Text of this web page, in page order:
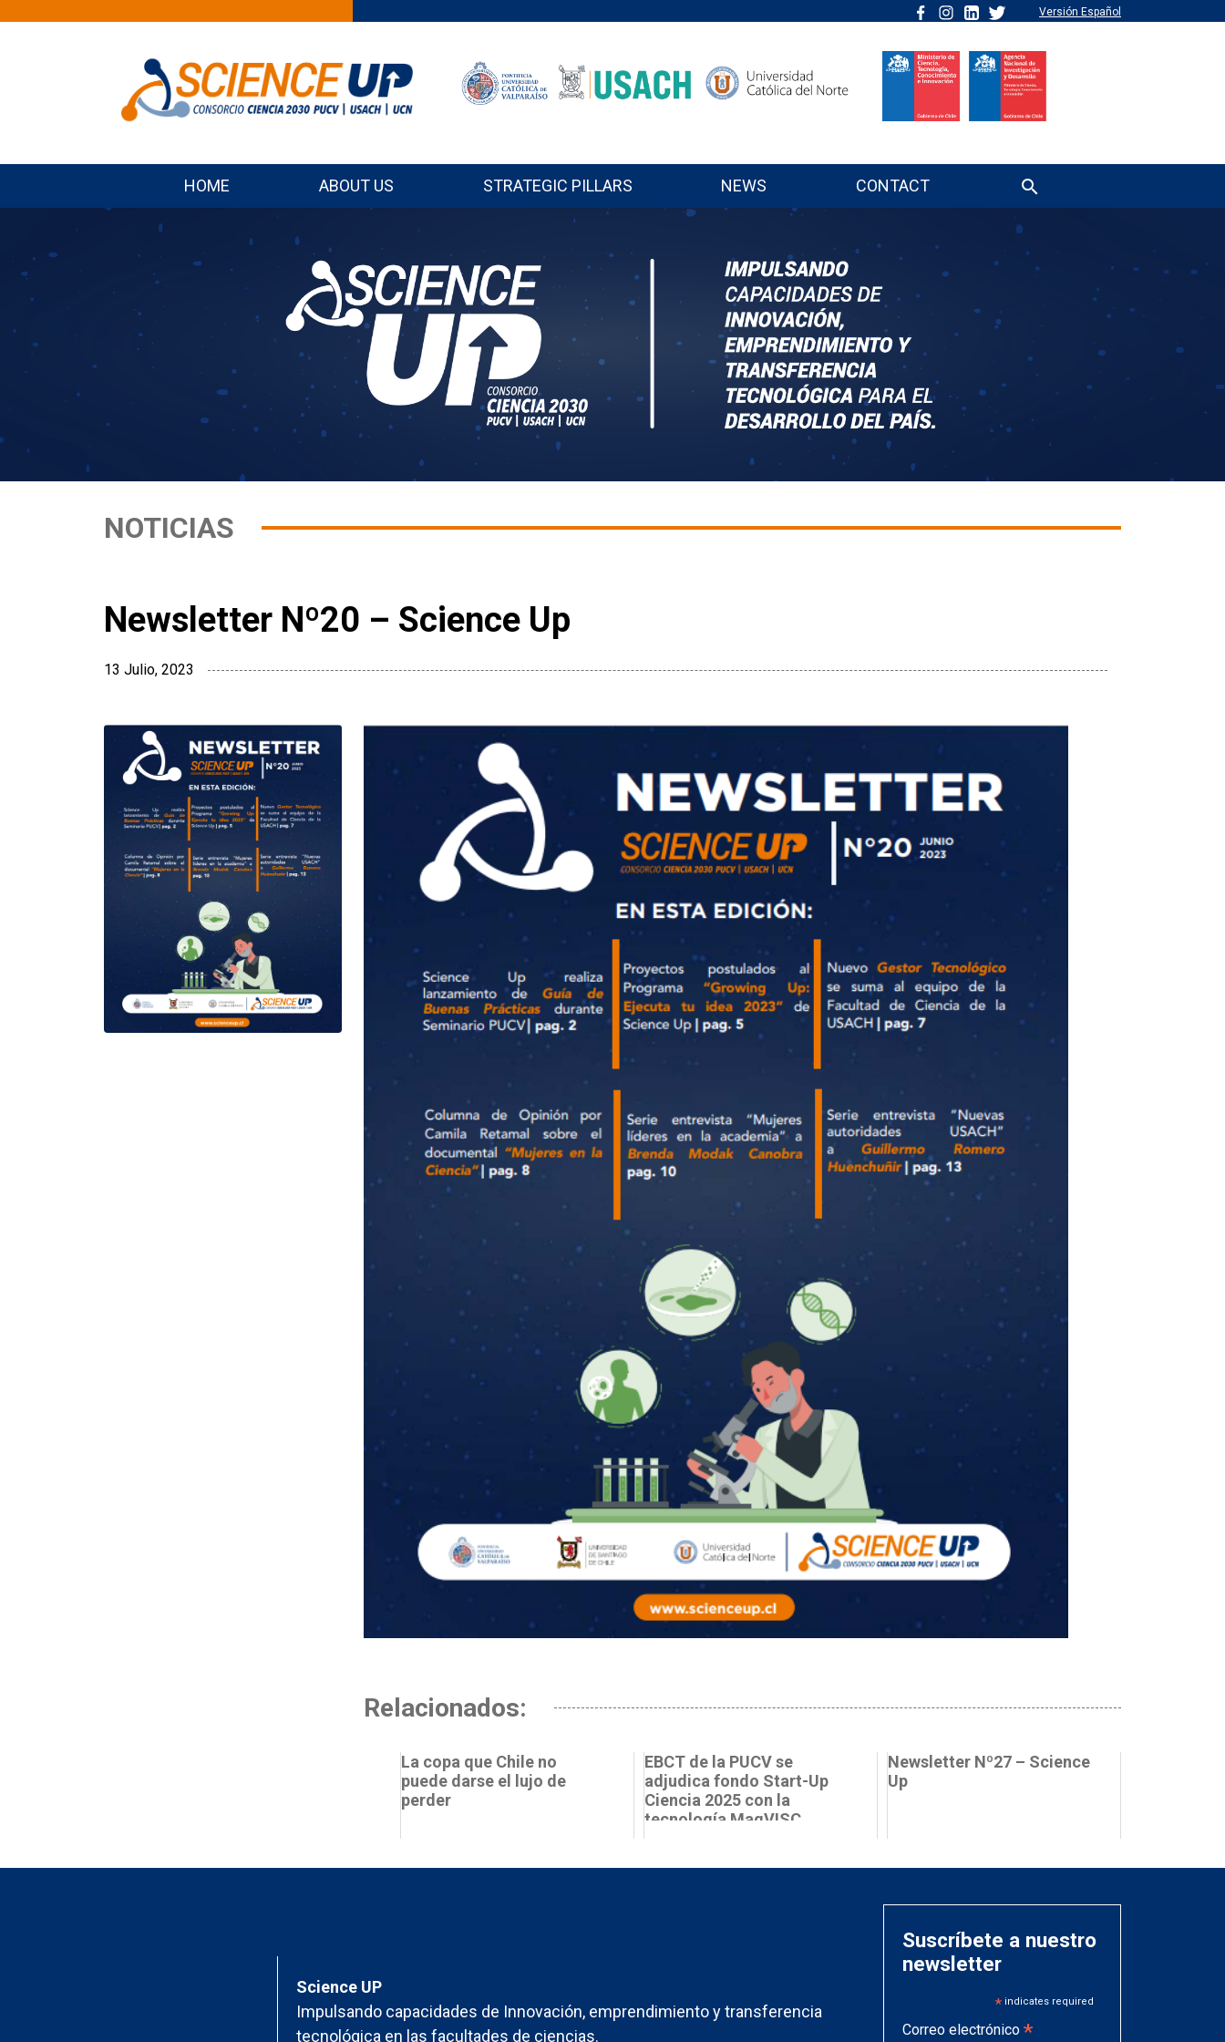
Versión Español
HOME ABOUT US STRATEGIC PILLARS NEWS CONTACT
NOTICIAS
Newsletter Nº20 – Science Up
13 Julio, 2023
Relacionados:
La copa que Chile no
puede darse el lujo de
perder
EBCT de la PUCV se
adjudica fondo Start-Up
Ciencia 2025 con la
tecnología MagVISC
Newsletter Nº27 – Science
Up
Science UP
Impulsando capacidades de Innovación, emprendimiento y transferencia
tecnológica en las facultades de ciencias.
Suscríbete a nuestro
newsletter
* indicates required
Correo electrónico *